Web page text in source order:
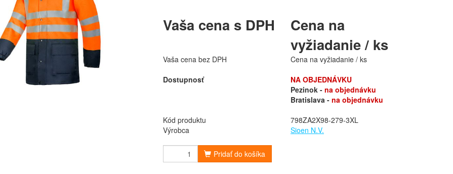
Vaša cena s DPH
Cena na
vyžiadanie / ks
Vaša cena bez DPH
Cena na vyžiadanie / ks
Dostupnosť
NA OBJEDNÁVKU
Pezinok - na objednávku
Bratislava - na objednávku
Kód produktu
798ZA2X98-279-3XL
Výrobca
Sioen N.V.
Pridať do košíka